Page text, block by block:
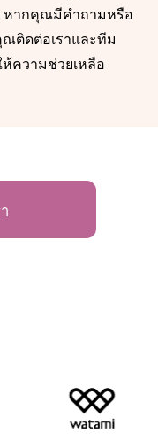
หากคุณมีคำถามหรือ
ติดต่อเราและทีม
ความช่วยเหลือ